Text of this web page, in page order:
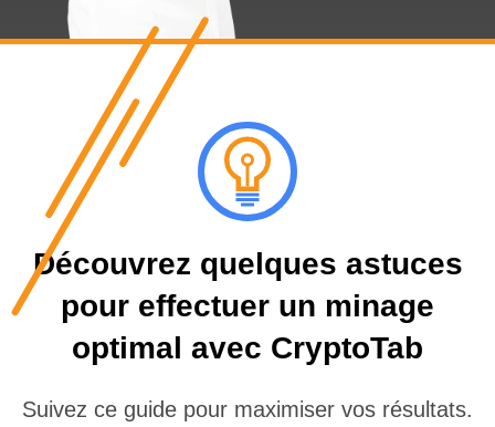
Découvrez quelques astuces
pour effectuer un minage
optimal avec CryptoTab
Suivez ce guide pour maximiser vos résultats.